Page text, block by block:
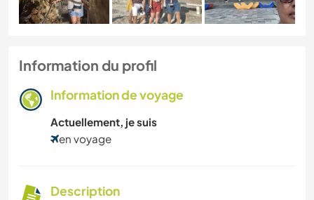
Information du profil
Information de voyage
Actuellement, je suis
en voyage
Description